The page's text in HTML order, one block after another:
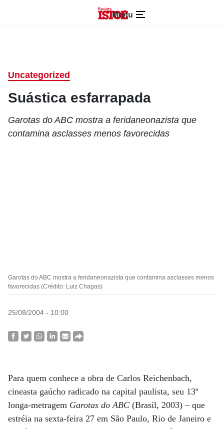
Menu
Uncategorized
Suástica esfarrapada
Garotas do ABC mostra a feridaneonazista que
contamina asclasses menos favorecidas
Garotas do ABC mostra a feridaneonazista que contamina asclasses menos
favorecidas (Crédito: Luiz Chagas)
25/08/2004 - 10:00
Para quem conhece a obra de Carlos Reichenbach,
cineasta gaúcho radicado na capital paulista, seu 13º
longa-metragem Garotas do ABC (Brasil, 2003) – que
estréia na sexta-feira 27 em São Paulo, Rio de Janeiro e